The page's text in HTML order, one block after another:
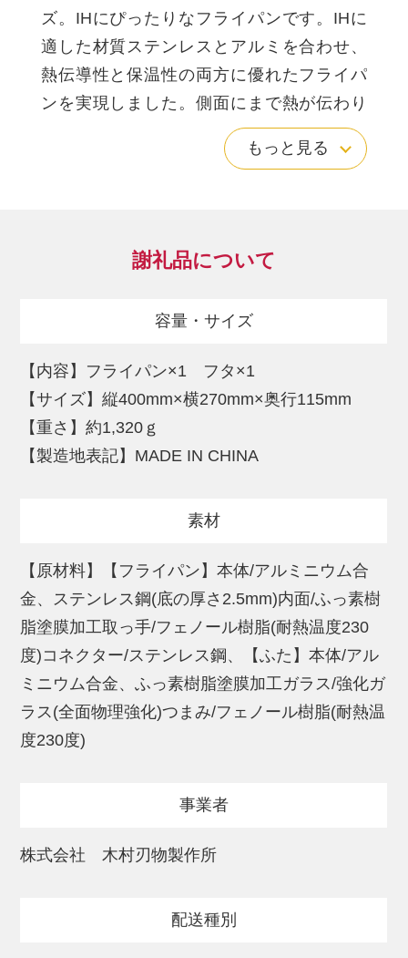
ズ。IHにぴったりなフライパンです。IHに
適した材質ステンレスとアルミを合わせ、
熱伝導性と保温性の両方に優れたフライパ
ンを実現しました。側面にまで熱が伝わり
やすい底面を均一に加熱できるだけでな
く、側面まで速く熱がまわります。オーブ
やすく短いハンドルのおかげで、フライパ
すくなりました。深さが5.7cmあるので、炒
も作れます。
■脇雅世さんのこだわりポイント
(1)側面への熱伝導率が高い鋼材を使用。側
リプス」を使用。
(3)ハンドルは耐熱性なのでオーブン調理が
可能。ハンバーグは焼き色をつけてからオ
ーブンで焼くとプロの仕上がりに。
(4)ハンドルは短めなのでコンパクトに収納
できる。流し台での洗浄作業もしやすい。
(5)蓋中央は強化ガラスなので、調理中に中
(6)直径25cm 深さ5.7cm。炒める、揚げる、
と、さまざまな調理が可能。
～貝印×料理研究家 脇雅世（わき まさよ）
もっと見る
謝礼品について
容量・サイズ
【内容】フライパン×1 フタ×1
【サイズ】縦400mm×横270mm×奥行115mm
【重さ】約1,320ｇ
【製造地表記】MADE IN CHINA
素材
【原材料】【フライパン】本体/アルミニウム合
金、ステンレス鋼(底の厚さ2.5mm)内面/ふっ素樹
脂塗膜加工取っ手/フェノール樹脂(耐熱温度230
度)コネクター/ステンレス鋼、【ふた】本体/アル
ミニウム合金、ふっ素樹脂塗膜加工ガラス/強化ガ
ラス(全面物理強化)つまみ/フェノール樹脂(耐熱温
度230度)
事業者
株式会社 木村刃物製作所
配送種別